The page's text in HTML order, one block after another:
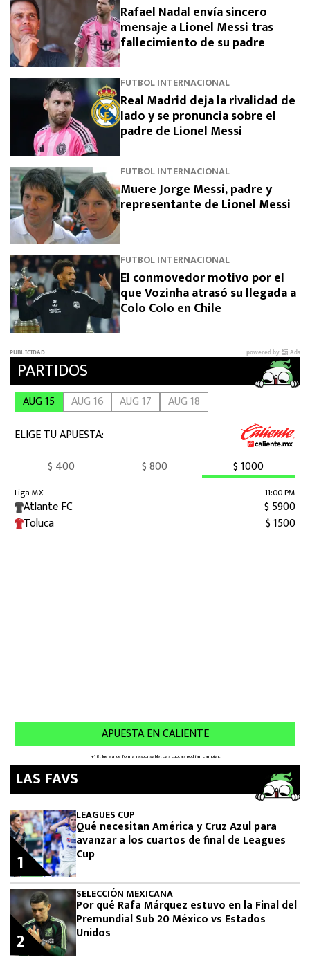
Rafael Nadal envía sincero
mensaje a Lionel Messi tras
fallecimiento de su padre
FUTBOL INTERNACIONAL
Real Madrid deja la rivalidad de
lado y se pronuncia sobre el
padre de Lionel Messi
FUTBOL INTERNACIONAL
Muere Jorge Messi, padre y
representante de Lionel Messi
FUTBOL INTERNACIONAL
El conmovedor motivo por el
que Vozinha atrasó su llegada a
Colo Colo en Chile
LAS FAVS
LEAGUES CUP
Qué necesitan América y Cruz Azul para
avanzar a los cuartos de final de Leagues
Cup
1
SELECCIÓN MEXICANA
Por qué Rafa Márquez estuvo en la Final del
Premundial Sub 20 México vs Estados
Unidos
2